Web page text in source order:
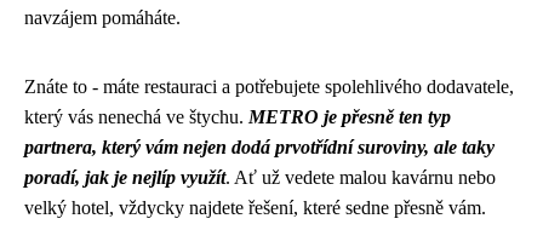
navzájem pomáháte.
Znáte to - máte restauraci a potřebujete spolehlivého dodavatele,
který vás nenechá ve štychu. METRO je přesně ten typ
partnera, který vám nejen dodá prvotřídní suroviny, ale taky
poradí, jak je nejlíp využít. Ať už vedete malou kavárnu nebo
velký hotel, vždycky najdete řešení, které sedne přesně vám.